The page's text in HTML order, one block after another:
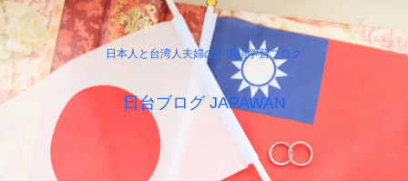
日本人と台湾人夫婦の中国語学習ブログ
日台ブログ JAPAWAN